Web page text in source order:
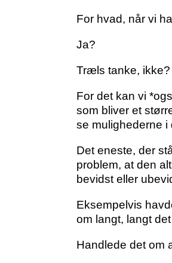
For hvad, når vi
Ja?
Træls tanke, ikke?
For det kan vi
som bliver et
se mulighederne i
Det eneste, der
problem, at den
bevidst eller
Eksempelvis
om langt, langt
Handlede det om